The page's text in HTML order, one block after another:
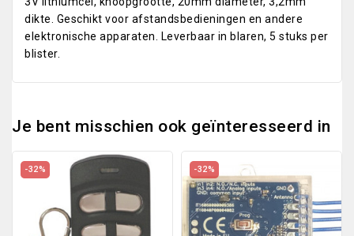
dikte. Geschikt voor afstandsbedieningen en andere
elektronische apparaten. Leverbaar in blaren, 5 stuks per
blister.
Je bent misschien ook geïnteresseerd in
-32% -32%